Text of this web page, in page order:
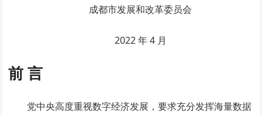
成都市发展和改革委员会
2022 年 4 月
前 言
党中央高度重视数字经济发展，要求充分发挥海量数据